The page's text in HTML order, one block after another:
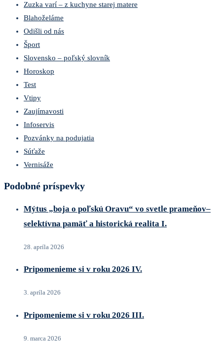
Zuzka varí – z kuchyne starej matere
Blahoželáme
Odišli od nás
Šport
Slovensko – poľský slovník
Horoskop
Test
Vtipy
Zaujímavosti
Infoservis
Pozvánky na podujatia
Súťaže
Vernisáže
Podobné príspevky
Mýtus „boja o poľskú Oravu“ vo svetle prameňov–
selektívna pamäť a historická realita I.
28. apríla 2026
Pripomenieme si v roku 2026 IV.
3. apríla 2026
Pripomenieme si v roku 2026 III.
9. marca 2026